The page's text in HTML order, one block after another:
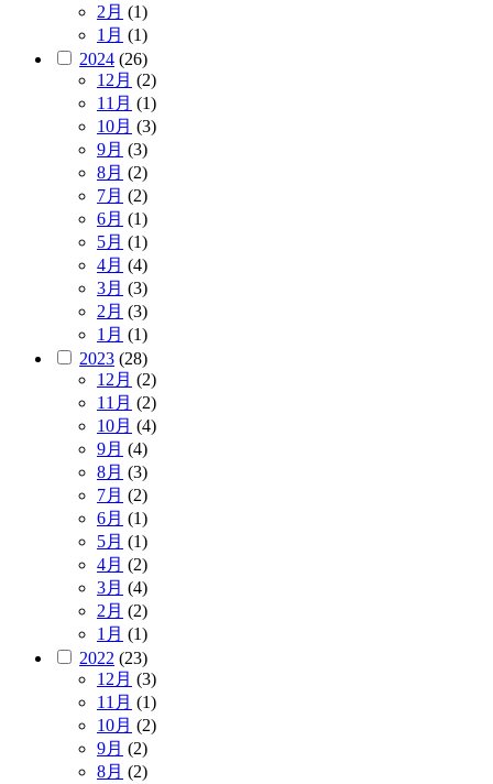
2月 (1)
1月 (1)
2024 (26)
12月 (2)
11月 (1)
10月 (3)
9月 (3)
8月 (2)
7月 (2)
6月 (1)
5月 (1)
4月 (4)
3月 (3)
2月 (3)
1月 (1)
2023 (28)
12月 (2)
11月 (2)
10月 (4)
9月 (4)
8月 (3)
7月 (2)
6月 (1)
5月 (1)
4月 (2)
3月 (4)
2月 (2)
1月 (1)
2022 (23)
12月 (3)
11月 (1)
10月 (2)
9月 (2)
8月 (2)